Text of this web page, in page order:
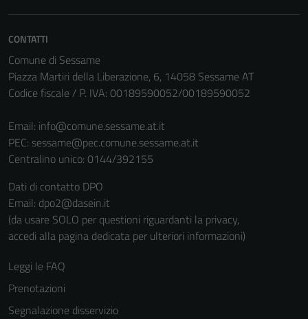
CONTATTI
Comune di Sessame
Piazza Martiri della Liberazione, 6, 14058 Sessame AT
Codice fiscale / P. IVA: 00189590052/00189590052
Email: info@comune.sessame.at.it
PEC: sessame@pec.comune.sessame.at.it
Centralino unico: 0144/392155
Dati di contatto DPO
Email: dpo2@dasein.it
(da usare SOLO per questioni riguardanti la privacy,
accedi alla pagina dedicata per ulteriori informazioni)
Leggi le FAQ
Prenotazioni
Segnalazione disservizio
disabilitati.
Questi cookie